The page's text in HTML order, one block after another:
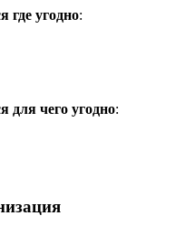
где угодно:
для чего угодно: